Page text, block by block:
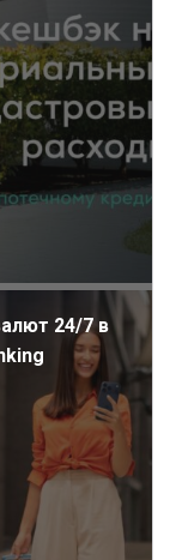
24/7 в